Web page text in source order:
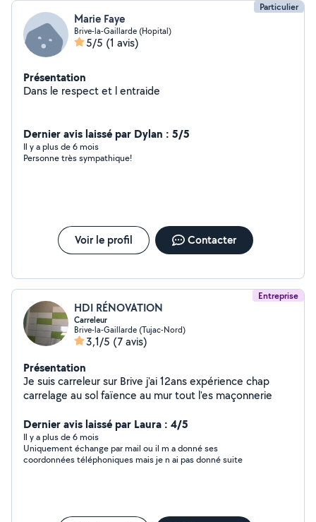
Particulier
Marie Faye
Brive-la-Gaillarde (Hopital)
5/5 (1 avis)
Présentation
Dans le respect et l entraide
Dernier avis laissé par Dylan : 5/5
Il y a plus de 6 mois
Personne très sympathique!
Voir le profil Contacter
Entreprise
HDI RÉNOVATION
Carreleur
Brive-la-Gaillarde (Tujac-Nord)
3,1/5 (7 avis)
Présentation
Je suis carreleur sur Brive j'ai 12ans expérience chap
carrelage au sol faïence au mur tout l'es maçonnerie
Dernier avis laissé par Laura : 4/5
Il y a plus de 6 mois
Uniquement échange par mail ou il m a donné ses
coordonnées téléphoniques mais je n ai pas donné suite